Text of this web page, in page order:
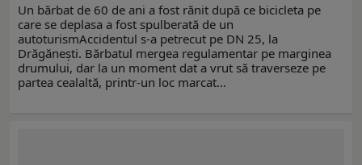
Un bărbat de 60 de ani a fost rănit după ce bicicleta pe
care se deplasa a fost spulberată de un
autoturismAccidentul s-a petrecut pe DN 25, la
Drăgănești. Bărbatul mergea regulamentar pe marginea
drumului, dar la un moment dat a vrut să traverseze pe
partea cealaltă, printr-un loc marcat…